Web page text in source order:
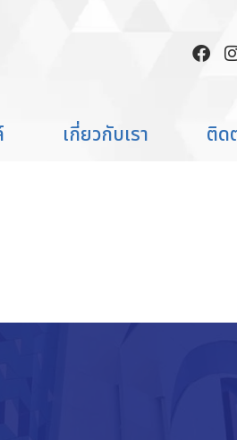
เกี่ยวกับเรา ติด
KID’S THAILAND